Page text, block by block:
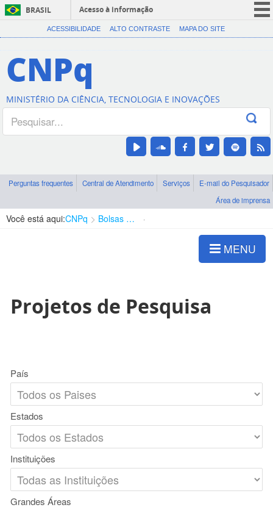
BRASIL
Acesso à informação
CORONAVÍRUS (COVID-19)
Canais
ACESSIBILIDADE ALTO CONTRASTE MAPA DO SITE
CNPq
MINISTÉRIO DA CIÊNCIA, TECNOLOGIA E INOVAÇÕES
Perguntas frequentes Central de Atendimento Serviços
E-mail do Pesquisador
Área de imprensa
Você está aqui:CNPq Bolsas e Auxílios Vigentes
MENU
Projetos de Pesquisa
País
Estados
Instituições
Grandes Áreas